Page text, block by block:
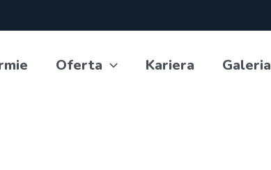
Oferta Kariera Galeria